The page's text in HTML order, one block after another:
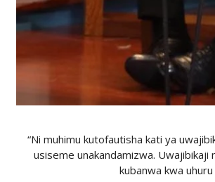
“Ni muhimu kutofautisha kati ya
usiseme unakandamizwa.
kubanwa kwa